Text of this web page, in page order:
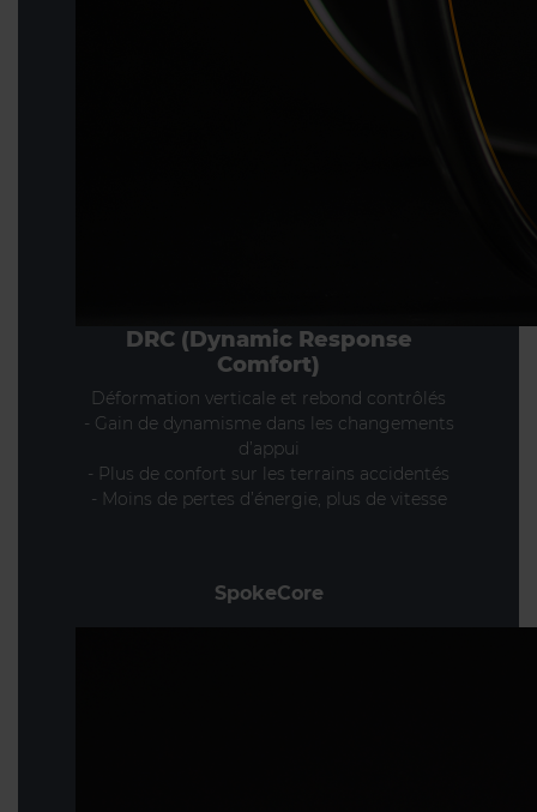
DRC (Dynamic Response
Comfort)
Déformation verticale et rebond contrôlés
- Gain de dynamisme dans les changements
d’appui
- Plus de confort sur les terrains accidentés
- Moins de pertes d’énergie, plus de vitesse
SpokeCore